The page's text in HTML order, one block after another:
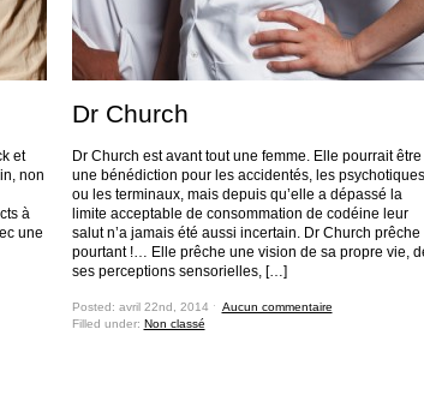
et
non
à
une
Dr Church
Dr Church est avant tout une femme. Elle pourrait être
une bénédiction pour les accidentés, les psychotiques
ou les terminaux, mais depuis qu’elle a dépassé la
limite acceptable de consommation de codéine leur
salut n’a jamais été aussi incertain. Dr Church prêche
pourtant !… Elle prêche une vision de sa propre vie,
ses perceptions sensorielles, […]
Posted: avril 22nd, 2014 ˑ Aucun commentaire
Filled under: Non classé